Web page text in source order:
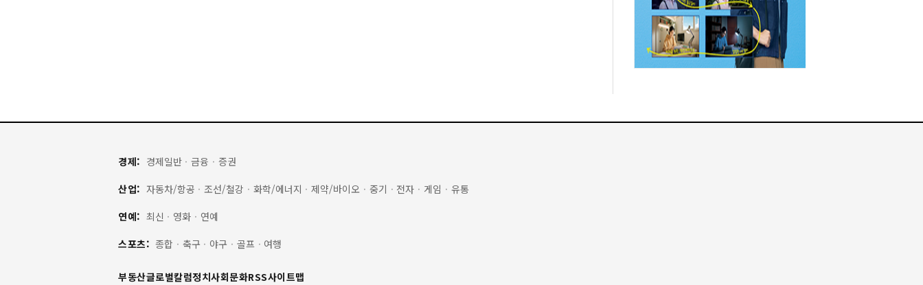
경제: 경제일반 · 금융 · 증권
산업: 자동차/항공 · 조선/철강 · 화학/에너지 · 제약/바이오 · 중기 · 전자 · 게임 · 유통
연예: 최신 · 영화 · 연예
스포츠: 종합 · 축구 · 야구 · 골프 · 여행
부동산글로벌칼럼정치사회문화RSS사이트맵